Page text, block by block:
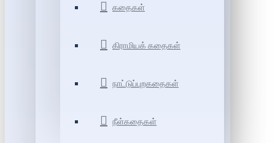
கதைகள்
கிராமியக் கதைகள்
நாட்டுப்புறகதைகள்
நீள்கதைகள்